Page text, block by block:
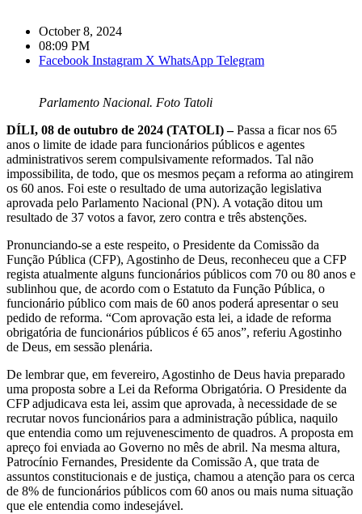
October 8, 2024
08:09 PM
Facebook Instagram X WhatsApp Telegram
Parlamento Nacional. Foto Tatoli
DÍLI, 08 de outubro de 2024 (TATOLI) –Passa a ficar nos 65
anos o limite de idade para funcionários públicos e agentes
administrativos serem compulsivamente reformados. Tal não
impossibilita, de todo, que os mesmos peçam a reforma ao atingirem
os 60 anos. Foi este o resultado de uma autorização legislativa
aprovada pelo Parlamento Nacional (PN). A votação ditou um
resultado de 37 votos a favor, zero contra e três abstenções.
Pronunciando-se a este respeito, o Presidente da Comissão da
Função Pública (CFP), Agostinho de Deus, reconheceu que a CFP
regista atualmente alguns funcionários públicos com 70 ou 80 anos e
sublinhou que, de acordo com o Estatuto da Função Pública, o
funcionário público com mais de 60 anos poderá apresentar o seu
pedido de reforma. “Com aprovação esta lei, a idade de reforma
obrigatória de funcionários públicos é 65 anos”, referiu Agostinho
de Deus, em sessão plenária.
De lembrar que, em fevereiro, Agostinho de Deus havia preparado
uma proposta sobre a Lei da Reforma Obrigatória. O Presidente da
CFP adjudicava esta lei, assim que aprovada, à necessidade de se
recrutar novos funcionários para a administração pública, naquilo
que entendia como um rejuvenescimento de quadros. A proposta em
apreço foi enviada ao Governo no mês de abril. Na mesma altura,
Patrocínio Fernandes, Presidente da Comissão A, que trata de
assuntos constitucionais e de justiça, chamou a atenção para os cerca
de 8% de funcionários públicos com 60 anos ou mais numa situação
que ele entendia como indesejável.